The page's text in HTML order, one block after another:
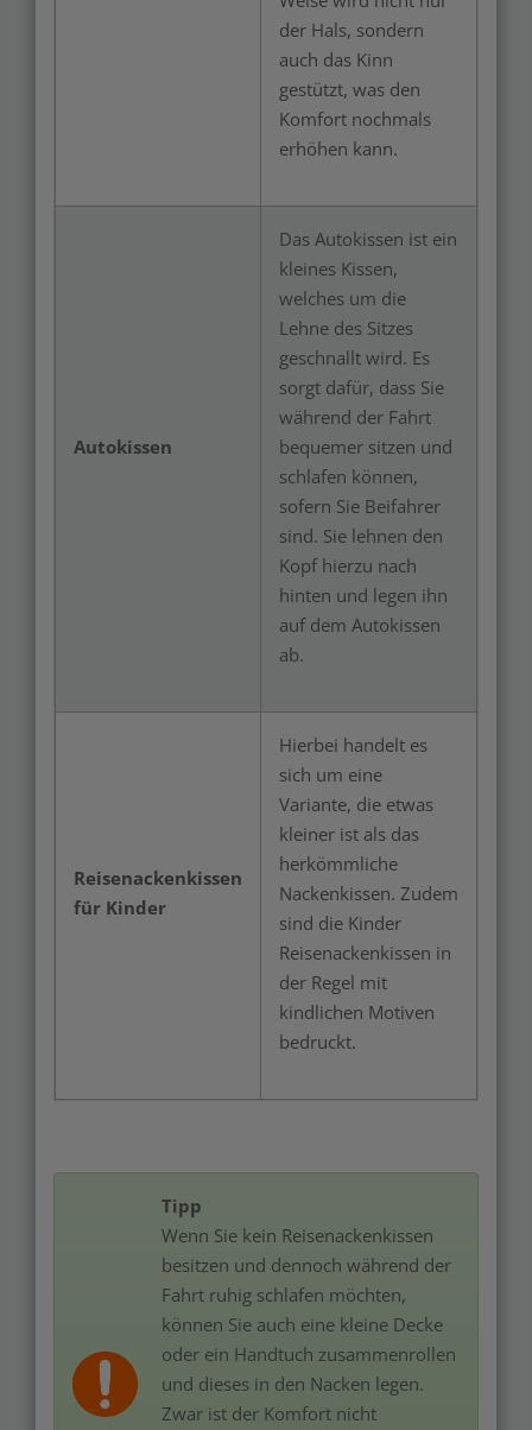
der Hals, sondern
auch das Kinn
gestützt, was den
Komfort nochmals
erhöhen kann.
Autokissen
Das Autokissen ist ein
kleines Kissen,
welches um die
Lehne des Sitzes
geschnallt wird. Es
sorgt dafür, dass Sie
während der Fahrt
bequemer sitzen und
schlafen können,
sofern Sie Beifahrer
sind. Sie lehnen den
Kopf hierzu nach
hinten und legen ihn
auf dem Autokissen
ab.
Reisenackenkissen
für Kinder
Hierbei handelt es
sich um eine
Variante, die etwas
kleiner ist als das
herkömmliche
Nackenkissen. Zudem
sind die Kinder
Reisenackenkissen in
der Regel mit
kindlichen Motiven
bedruckt.
Tipp
Wenn Sie kein Reisenackenkissen
besitzen und dennoch während der
Fahrt ruhig schlafen möchten,
können Sie auch eine kleine Decke
oder ein Handtuch zusammenrollen
und dieses in den Nacken legen.
Zwar ist der Komfort nicht